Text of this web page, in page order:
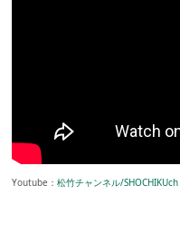
Youtube：松竹チャンネル/SHOCHIKUch